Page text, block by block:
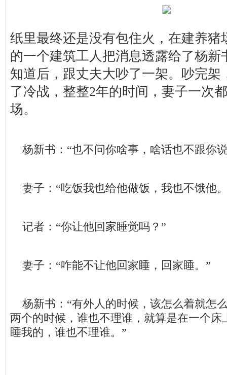
纸里最终还是没有包住火，在建养猪
的一个建筑工人把消息透露给了杨新
知道后，跟丈夫大吵了一架。吵完架
了冷战，整整2年的时间，妻子一次
场。
杨新书：“也不问你啥事，啥话也不跟你
妻子：“吃饭我也给他做饭，我也不饿他
记者：“你让他回家睡觉吗？”
妻子：“咋能不让他回家睡，回家睡。”
杨新书：“有外人的时候，该怎么着就怎
两个的时候，谁也不理谁，就算是在一个床
睡我的，谁也不理谁。”